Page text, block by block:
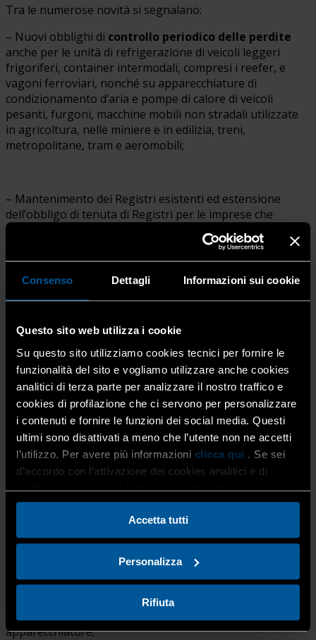
Consenso Dettagli Informazioni sui cookie
Questo sito web utilizza i cookie
Su questo sito utilizziamo cookies tecnici per fornire le
funzionalità del sito e vogliamo utilizzare anche cookies
analitici di terza parte per analizzare il nostro traffico e
cookies di profilazione che ci servono per personalizzare
i contenuti e fornire le funzioni dei social media. Questi
ultimi sono disattivati a meno che l’utente non ne accetti
l’utilizzo. Per avere più informazioni clicca qui . Se sei
d’accordo con l’attivazione dei cookies analitici e di
profilazione clicca sul bottone “Accetta tutti” qui di fianco.
Accetta tutti
Personalizza
Rifiuta
Tra le numerose novità si segnalano:
– Nuovi obblighi di controllo periodico delle perdite
anche per le unità di refrigerazione di veicoli leggeri
frigoriferi, container intermodali, compresi i reefer, e
vagoni ferroviari, nonché su apparecchiature di
condizionamento d’aria e pompe di calore di veicoli
pesanti, furgoni, macchine mobili non stradali utilizzate
in agricoltura, nelle miniere e in edilizia, treni,
metropolitane, tram e aeromobili;
– Mantenimento dei Registri esistenti ed estensione
dell’obbligo di tenuta di Registri per le imprese che
producono, immettono in commercio, forniscono o
ricevono F-Gas esenti dall’assegnazione di una quota per
l’immissione in commercio;
(previsti nell’ambito dei regimi di responsabilità estesa
del produttore) per i rifiuti di apparecchiature elettriche
ed elettroniche (RAEE) dovranno includere anche il
finanziamento del recupero, del riciclo, della
rigenerazione o della distruzione degli F-Gas
provenienti dalle apparecchiature immesse in commercio
dopo l’entrata in vigore del Regolamento, di cui agli
articoli 12 e 13 della direttiva 2012/19/UE;
– Estensione degliobblighi di certificazione delle
persone fisicheche svolgono interventi di installazione,
manutenzione, assistenza, riparazione, controllo delle
perdite e smantellamento di unità di refrigerazione di
veicoli leggeri frigoriferi, container intermodali, compresi
i reefer, e vagoni ferroviari. Analogamente, l’
certificazioneè stato esteso anche alleimpreseche
svolgono gli interventi di installazione, manutenzione,
assistenza, riparazione e smantellamento di tali
apparecchiature;